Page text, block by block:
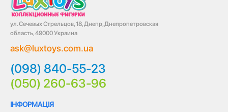
ул. Сечевых Стрельцов, 18, Днепр, Днепропетровская
область, 49000 Украина
ask@luxtoys.com.ua
(098) 840-55-23
(050) 260-63-96
ІНФОРМАЦІЯ